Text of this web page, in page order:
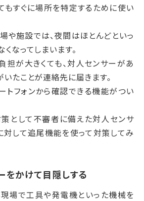
もすぐに場所を特定するために使い
や施設では、夜間はほとんどといっ
なってしまいます。
担が大きくても、対人センサーがあ
たことが連絡先に届きます。
トフォンから確認できる機能がつい
として不審者に備えた対人センサ
対して追尾機能を使って対策してみ
をかけて目隠しする
場で工具や発電機といった機械を